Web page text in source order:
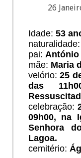
26
Idade: 53
naturalidade:
pai: António
mãe: Maria
velório: 25
das
celebração:
09h00, na
Senhora
Lagoa.
cemitério: